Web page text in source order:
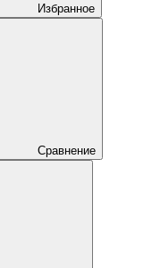
Избранное
Сравнение